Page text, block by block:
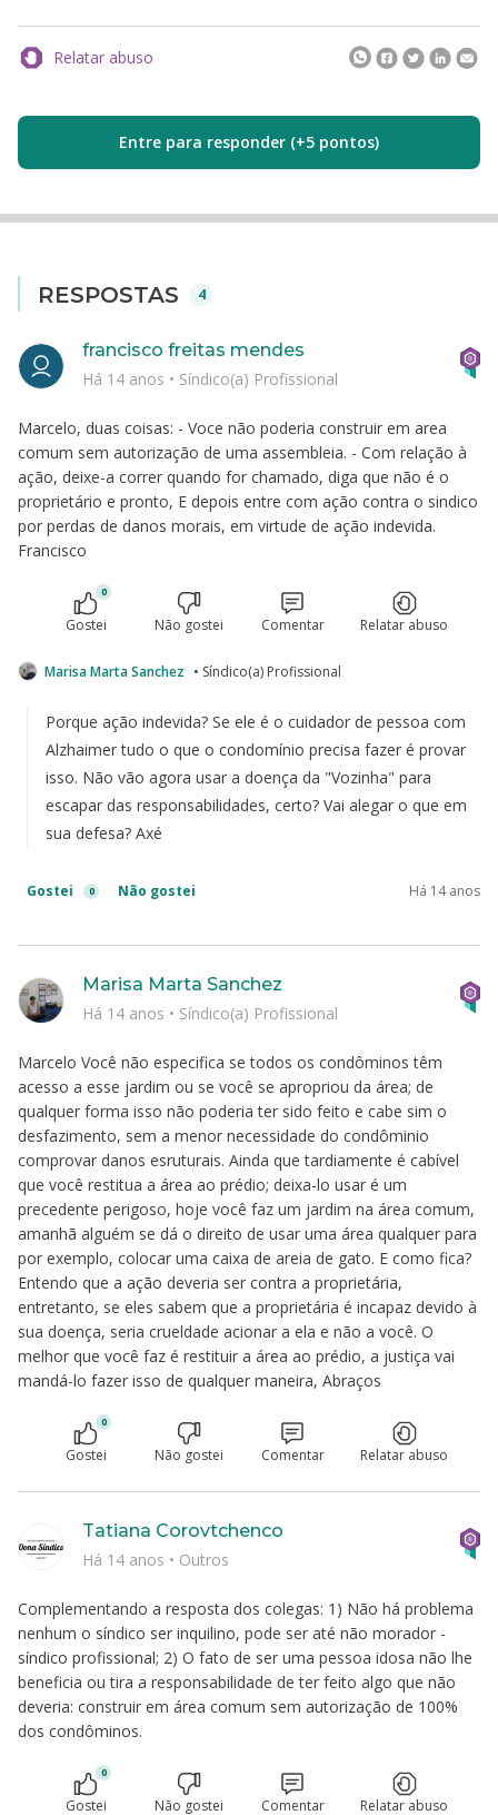
Relatar abuso
Entre para responder (+5 pontos)
RESPOSTAS 4
Marcelo, duas coisas: - Voce não poderia construir em area
comum sem autorização de uma assembleia. - Com relação à
ação, deixe-a correr quando for chamado, diga que não é o
proprietário e pronto, E depois entre com ação contra o sindico
por perdas de danos morais, em virtude de ação indevida.
Francisco
francisco freitas mendes
Há 14 anos • Síndico(a) Profissional
0
Gostei Não gostei Comentar Relatar abuso
Marisa Marta Sanchez • Síndico(a) Profissional
Porque ação indevida? Se ele é o cuidador de pessoa com
Alzhaimer tudo o que o condomínio precisa fazer é provar
isso. Não vão agora usar a doença da "Vozinha" para
escapar das responsabilidades, certo? Vai alegar o que em
sua defesa? Axé
Gostei 0 Não gostei Há 14 anos
Marcelo Você não especifica se todos os condôminos têm
acesso a esse jardim ou se você se apropriou da área; de
qualquer forma isso não poderia ter sido feito e cabe sim o
desfazimento, sem a menor necessidade do condôminio
comprovar danos esruturais. Ainda que tardiamente é cabível
que você restitua a área ao prédio; deixa-lo usar é um
precedente perigoso, hoje você faz um jardim na área comum,
amanhã alguém se dá o direito de usar uma área qualquer para
por exemplo, colocar uma caixa de areia de gato. E como fica?
Entendo que a ação deveria ser contra a proprietária,
entretanto, se eles sabem que a proprietária é incapaz devido à
sua doença, seria crueldade acionar a ela e não a você. O
melhor que você faz é restituir a área ao prédio, a justiça vai
mandá-lo fazer isso de qualquer maneira, Abraços
Marisa Marta Sanchez
Há 14 anos • Síndico(a) Profissional
0
Gostei Não gostei Comentar Relatar abuso
Complementando a resposta dos colegas: 1) Não há problema
nenhum o síndico ser inquilino, pode ser até não morador -
síndico profissional; 2) O fato de ser uma pessoa idosa não lhe
beneficia ou tira a responsabilidade de ter feito algo que não
deveria: construir em área comum sem autorização de 100%
dos condôminos.
Tatiana Corovtchenco
Há 14 anos • Outros
0
Gostei Não gostei Comentar Relatar abuso